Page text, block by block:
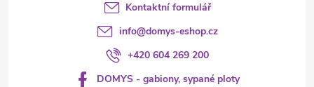
Kontaktní formulář
info@domys-eshop.cz
+420 604 269 200
DOMYS - gabiony, sypané ploty